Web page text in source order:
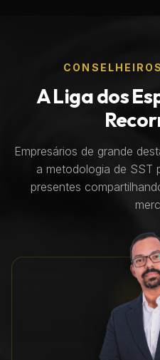
A Liga dos
Empresários de grande
a metodologia de SST
presentes